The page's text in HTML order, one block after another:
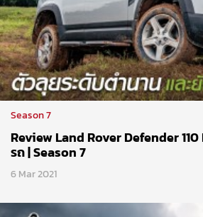
Season 7
Review Land Rover Defender
รถ | Season 7
6 Mar 2021